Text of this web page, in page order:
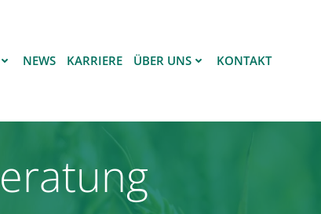
NEWS KARRIERE ÜBER UNS KONTAKT